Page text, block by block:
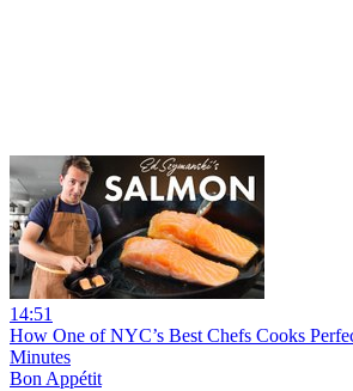
14:51
How One of NYC’s Best Chefs Cooks
Minutes
Bon Appétit